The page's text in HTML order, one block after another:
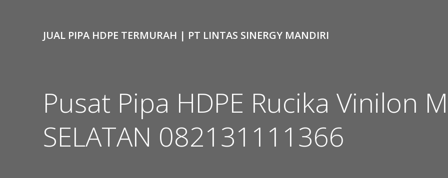
JUAL PIPA HDPE TERMURAH | PT LINTAS SINERGY MANDIRI
Pusat Pipa HDPE Rucika Vinilon
SELATAN 082131111366